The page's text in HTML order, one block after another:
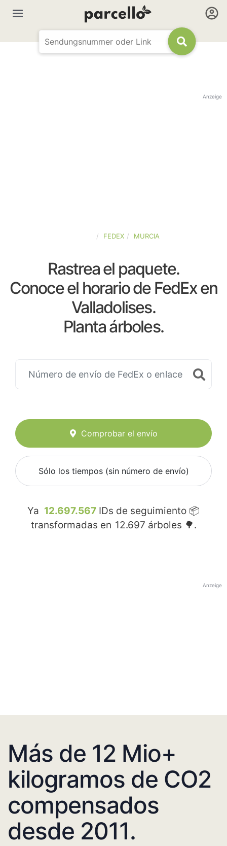
Anzeige
FEDEX MURCIA
Rastrea el paquete.
Conoce el horario de FedEx en
Valladolises.
Planta árboles.
Comprobar el envío
Sólo los tiempos (sin número de envío)
Ya 12.697.567 IDs de seguimiento 📦
transformadas en 12.697 árboles 🌳.
Anzeige
Más de 12 Mio+
kilogramos de CO2
compensados
desde 2011.